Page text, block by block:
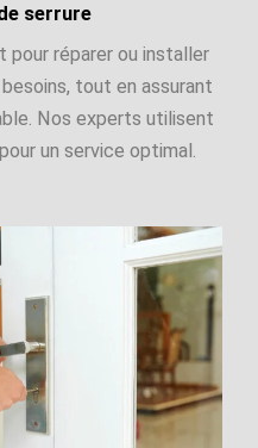
serrure
pour réparer ou installer
tout en assurant
Nos experts utilisent
un service optimal.